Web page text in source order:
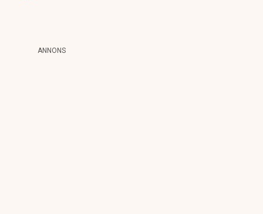
ANNONS